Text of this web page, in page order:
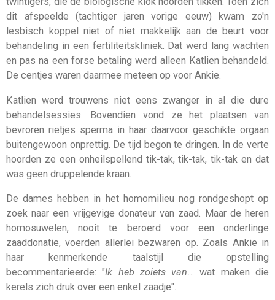
dit afspeelde (tachtiger jaren vorige eeuw) kwam zo'n
lesbisch koppel niet of niet makkelijk aan de beurt voor
behandeling in een fertiliteitskliniek. Dat werd lang wachten
en pas na een forse betaling werd alleen Katlien behandeld.
De centjes waren daarmee meteen op voor Ankie.
Katlien werd trouwens niet eens zwanger in al die dure
behandelsessies. Bovendien vond ze het plaatsen van
bevroren rietjes sperma in haar daarvoor geschikte orgaan
buitengewoon onprettig. De tijd begon te dringen. In de verte
hoorden ze een onheilspellend tik-tak, tik-tak, tik-tak en dat
was geen druppelende kraan.
De dames hebben in het homomilieu nog rondgeshopt op
zoek naar een vrijgevige donateur van zaad. Maar de heren
homosuwelen, nooit te beroerd voor een onderlinge
zaaddonatie, voerden allerlei bezwaren op. Zoals Ankie in
haar kenmerkende taalstijl die opstelling
becommentarieerde: "Ik heb zoiets van… wat maken die
kerels zich druk over een enkel zaadje".